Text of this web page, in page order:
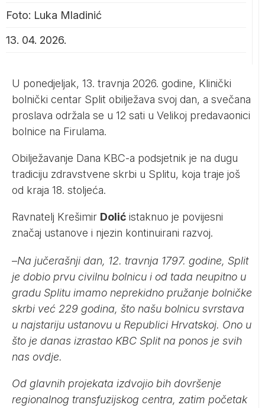
Foto: Luka Mladinić
13. 04. 2026.
U ponedjeljak, 13. travnja 2026. godine, Klinički
bolnički centar Split obilježava svoj dan, a svečana
proslava održala se u 12 sati u Velikoj predavaonici
bolnice na Firulama.
Obilježavanje Dana KBC-a podsjetnik je na dugu
tradiciju zdravstvene skrbi u Splitu, koja traje još
od kraja 18. stoljeća.
Ravnatelj Krešimir Dolić istaknuo je povijesni
značaj ustanove i njezin kontinuirani razvoj.
–Na jučerašnji dan, 12. travnja 1797. godine, Split
je dobio prvu civilnu bolnicu i od tada neupitno u
gradu Splitu imamo neprekidno pružanje bolničke
skrbi već 229 godina, što našu bolnicu svrstava
u najstariju ustanovu u Republici Hrvatskoj. Ono u
što je danas izrastao KBC Split na ponos je svih
nas ovdje.
Od glavnih projekata izdvojio bih dovršenje
regionalnog transfuzijskog centra, zatim početak